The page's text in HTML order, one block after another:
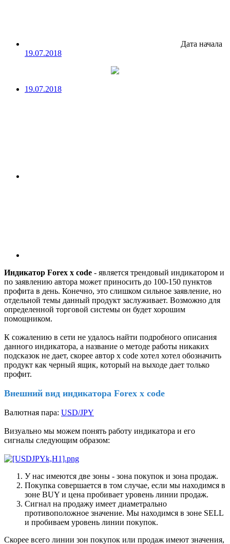
Дата начала
19.07.2018
19.07.2018
Индикатор Forex x code - является трендовый индикатором и
по заявлению автора может приносить до 100-150 пунктов
профита в день. Конечно, это слишком сильное заявление, но
отдельной темы данный продукт заслуживает. Возможно для
определенной торговой системы он будет хорошим
помощником.
К сожалению в сети не удалось найти подробного описания
данного индикатора, а название о методе работы никаких
подсказок не дает, скорее автор x code хотел хотел обозначить
продукт как черный ящик, который на выходе дает только
профит.
Внешний вид индикатора Forex x code
Валютная пара: USD/JPY
Визуально мы можем понять работу индикатора и его
сигналы следующим образом:
У нас имеются две зоны - зона покупок и зона продаж.
Покупка совершается в том случае, если мы находимся в
зоне BUY и цена пробивает уровень линии продаж.
Сигнал на продажу имеет диаметрально
противоположное значение. Мы находимся в зоне SELL
и пробиваем уровень линии покупок.
Скорее всего линии зон покупок или продаж имеют значения,